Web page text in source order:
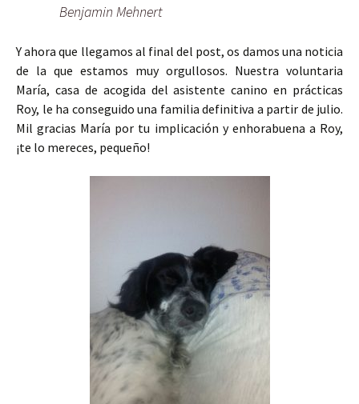
Benjamin Mehnert
Y ahora que llegamos al final del post, os damos una noticia
de la que estamos muy orgullosos. Nuestra voluntaria
María, casa de acogida del asistente canino en prácticas
Roy, le ha conseguido una familia definitiva a partir de julio.
Mil gracias María por tu implicación y enhorabuena a Roy,
¡te lo mereces, pequeño!